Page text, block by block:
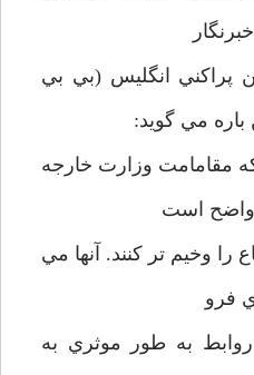
پراكني انگليس (بي بي
مي گويد:
چه كه مقامامت وزارت خارجه
واضح است
را وخيم تر كنند. آنها مي
فرو
به طور موثري به